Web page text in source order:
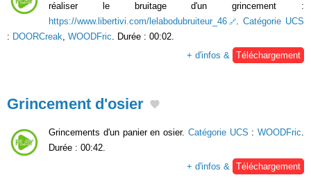
réaliser le bruitage d'un grincement :
https://www.libertivi.com/lelabodubruiteur_46
. Catégorie UCS
: DOORCreak, WOODFric. Durée : 00:02.
+ d'infos & Téléchargement
Grincement d'osier
Grincements d'un panier en osier. Catégorie UCS : WOODFric
Durée : 00:42.
+ d'infos &
Téléchargement